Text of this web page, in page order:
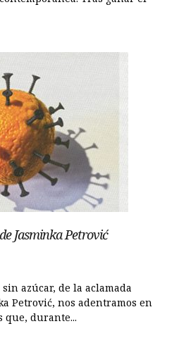
Jasminka Petrović
azúcar, de la aclamada
Petrović, nos adentramos en
que, durante...